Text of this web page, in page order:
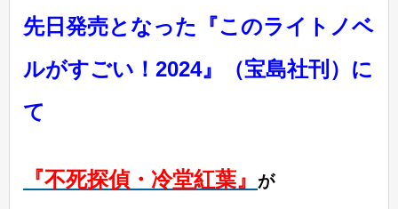
先日発売となった『このライトノベ
ルがすごい！2024』（宝島社刊）に
て
『不死探偵・冷堂紅葉』 が